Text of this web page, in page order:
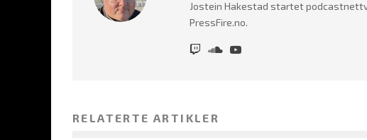
Jostein Hakestad startet
PressFire.no.
RELATERTE ARTIKLER